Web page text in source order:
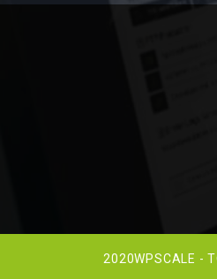
2020WPSCALE -